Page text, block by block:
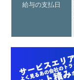
給与の支払日